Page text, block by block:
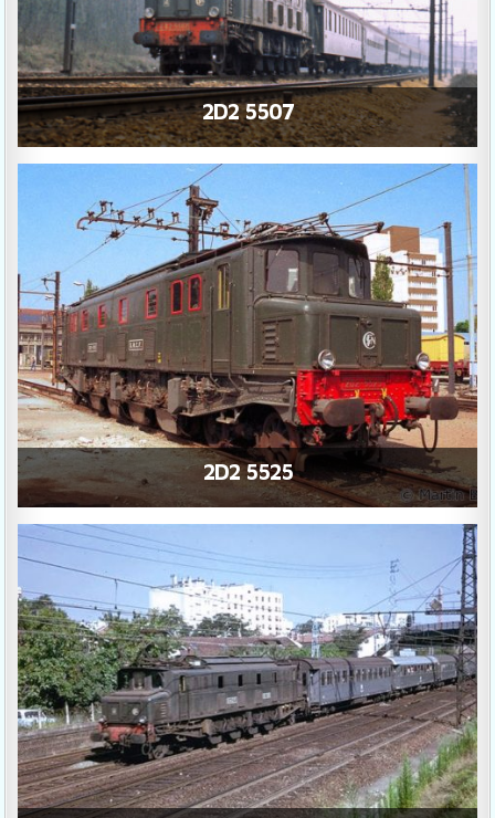
2D2 5507
2D2 5525